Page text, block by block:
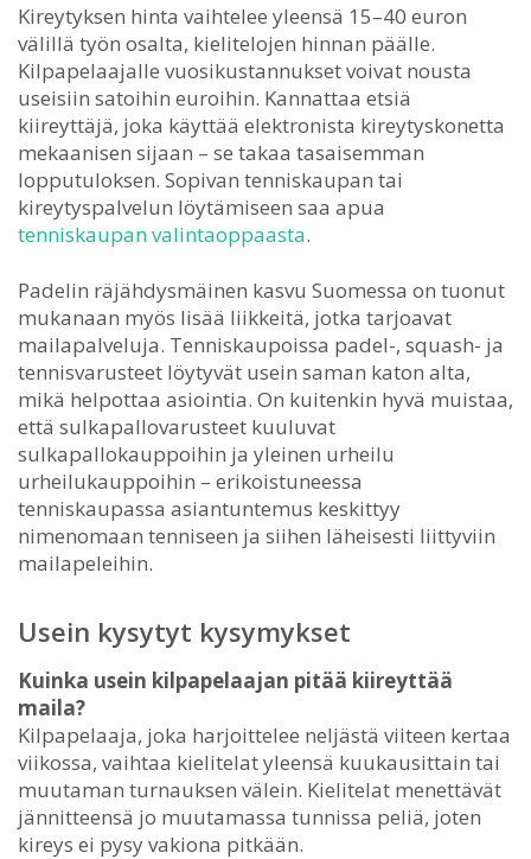
Kireytyksen hinta vaihtelee yleensä 15–40 euron
välillä työn osalta, kielitelojen hinnan päälle.
Kilpapelaajalle vuosikustannukset voivat nousta
useisiin satoihin euroihin. Kannattaa etsiä
kiireyttäjä, joka käyttää elektronista kireytyskonetta
mekaanisen sijaan – se takaa tasaisemman
lopputuloksen. Sopivan tenniskaupan tai
kireytyspalvelun löytämiseen saa apua
tenniskaupan valintaoppaasta.
Padelin räjähdysmäinen kasvu Suomessa on tuonut
mukanaan myös lisää liikkeitä, jotka tarjoavat
mailapalveluja. Tenniskaupoissa padel-, squash- ja
tennisvarusteet löytyvät usein saman katon alta,
mikä helpottaa asiointia. On kuitenkin hyvä muistaa,
että sulkapallovarusteet kuuluvat
sulkapallokauppoihin ja yleinen urheilu
urheilukauppoihin – erikoistuneessa
tenniskaupassa asiantuntemus keskittyy
nimenomaan tenniseen ja siihen läheisesti liittyviin
mailapeleihin.
Usein kysytyt kysymykset
Kuinka usein kilpapelaajan pitää kiireyttää
maila?
Kilpapelaaja, joka harjoittelee neljästä viiteen kertaa
viikossa, vaihtaa kielitelat yleensä kuukausittain tai
muutaman turnauksen välein. Kielitelat menettävät
jännitteensä jo muutamassa tunnissa peliä, joten
kireys ei pysy vakiona pitkään.